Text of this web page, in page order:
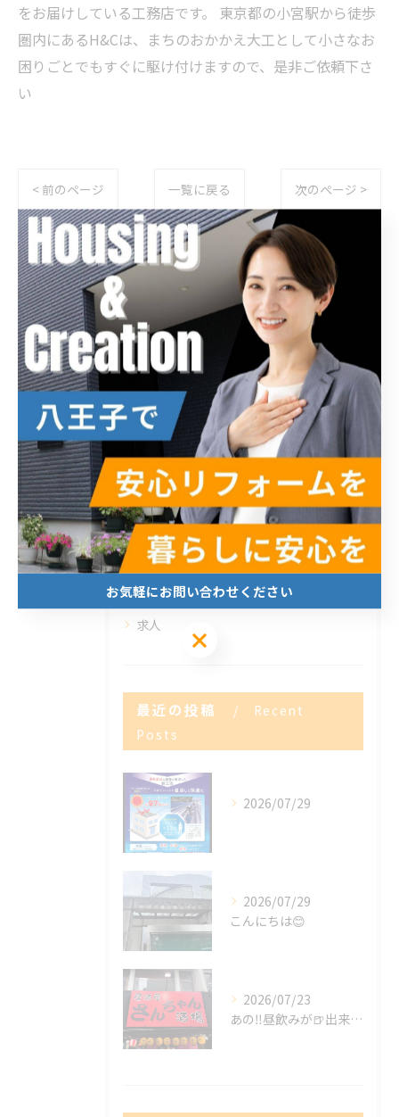
をお届けしている工務店です。 東京都の小宮駅から徒歩
圏内にあるH&Cは、まちのおかかえ大工として小さなお
困りごとでもすぐに駆け付けますので、是非ご依頼下さ
い
< 前のページ 一覧に戻る 次のページ >
関連タグ
#八王子
カテゴリー Categories
全てのカテゴリー
内装
外装
エクステリア
新築
求人
最近の投稿
Recent
Posts
2026/07/29
2026/07/29
こんにちは😊
2026/07/23
あの‼️昼飲みが🍺出来る😍✨
お気軽にお問い合わせください
お気軽にお問い合わせください